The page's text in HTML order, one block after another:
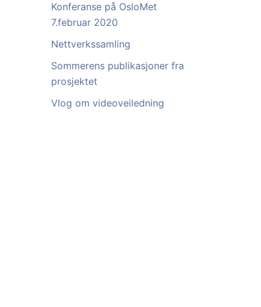
Konferanse på OsloMet
7.februar 2020
Nettverkssamling
Sommerens publikasjoner fra
prosjektet
Vlog om videoveiledning